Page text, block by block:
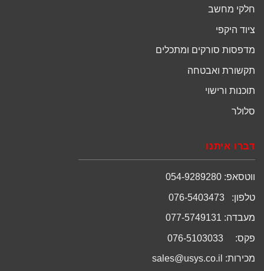
חלקי מחשב
ציוד היקפי
מדפסות סורקים ומתכלים
תקשורת ואבטחה
תוכנות ורישוי
סלולר
דברו איתנו
ווטסאפ: 054-9289280
טלפון: 076-5403473
מעבדה: 077-5749131
פקס: 076-5103033
מכירות: sales@usys.co.il